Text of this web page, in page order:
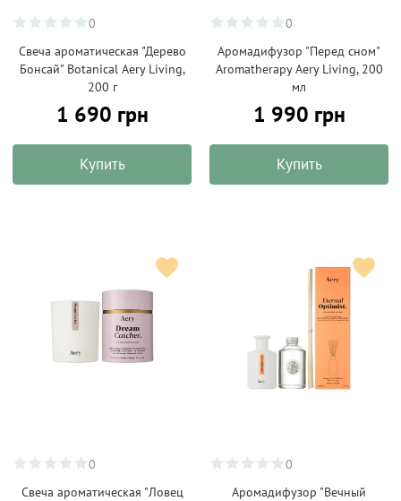
0
Свеча ароматическая "Дерево
Бонсай" Botanical Aery Living,
200 г
1 690 грн
Купить
0
Аромадифузор "Перед сном"
Aromatherapy Aery Living, 200
мл
1 990 грн
Купить
0
Свеча ароматическая "Ловец
0
Аромадифузор "Вечный